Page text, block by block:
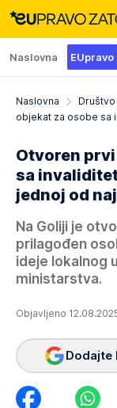
Naslovna
Naslovna Društvo
objekat za osobe sa
Otvoren
sa
jednoj od
Na Goliji je
prilagođen
ideje lokalnog
ministarstva.
Objavljeno
Dodajte